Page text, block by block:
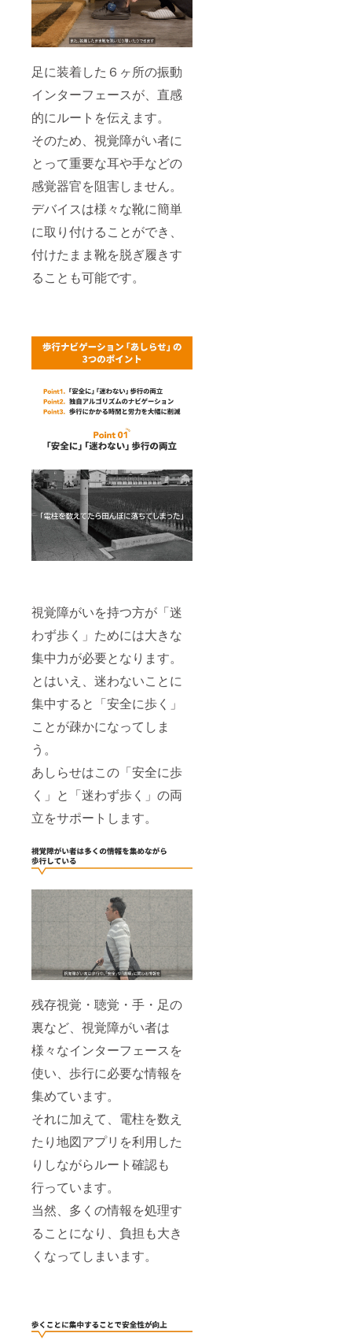
足に装着した６ヶ所の振動
インターフェースが、直感
的にルートを伝えます。
そのため、視覚障がい者に
とって重要な耳や手などの
感覚器官を阻害しません。
デバイスは様々な靴に簡単
に取り付けることができ、
付けたまま靴を脱ぎ履きす
ることも可能です。
視覚障がいを持つ方が「迷
わず歩く」ためには大きな
集中力が必要となります。
とはいえ、迷わないことに
集中すると「安全に歩く」
ことが疎かになってしま
う。
あしらせはこの「安全に歩
く」と「迷わず歩く」の両
立をサポートします。
残存視覚・聴覚・手・足の
裏など、視覚障がい者は
様々なインターフェースを
使い、歩行に必要な情報を
集めています。
それに加えて、電柱を数え
たり地図アプリを利用した
りしながらルート確認も
行っています。
当然、多くの情報を処理す
ることになり、負担も大き
くなってしまいます。